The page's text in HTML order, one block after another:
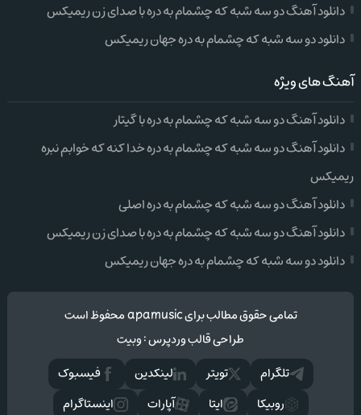
دانلود آهنگ دو سه شبه که چشمام به دره با صدای زن ریمیکس
دانلود دو سه شبه که چشمام به دره جهان ریمیکس
آهنگ های ویژه
دانلود آهنگ دو سه شبه که چشمام به دره با گیتار
دانلود آهنگ دو سه شبه که چشمام به دره خدا کنه که خوابم نبره
ریمیکس
دانلود آهنگ دو سه شبه که چشمام به دره اصلی
دانلود آهنگ دو سه شبه که چشمام به دره با صدای زن ریمیکس
دانلود دو سه شبه که چشمام به دره جهان ریمیکس
تمامی حقوق مطالب برای apamusic محفوظ است
طراحی قالب وردپرس:وبیت
فيسبوک
لینکدین تويتر
تلگرام
اینستاگرام
آپارات ایتا روبیکا